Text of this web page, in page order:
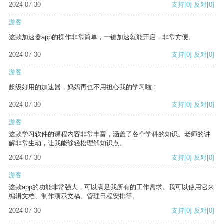
2024-07-30 支持[0] 反对[0]
游客
这款加速器app的操作非常简单，一键加速就能开启，非常方便。
2024-07-30 支持[0] 反对[0]
游客
超级好用的加速器，妈妈再也不用担心我的学习啦！
2024-07-30 支持[0] 反对[0]
游客
这款学习软件的课程内容非常丰富，涵盖了各个学科的知识。老师的讲
解非常生动，让我能够轻松理解知识点。
2024-07-30
支持[0] 反对[0]
游客
这款app的功能非常强大，可以满足我所有的工作需求。我可以使用它来
编辑文档、制作演示文稿、管理日程安排等。
2024-07-30
支持[0] 反对[0]